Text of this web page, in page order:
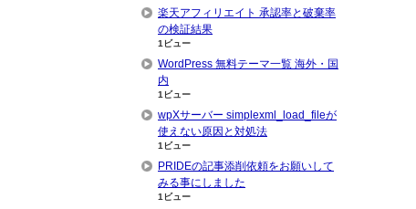
楽天アフィリエイト 承認率と破棄率
の検証結果
1ビュー
WordPress 無料テーマ一覧 海外・国
内
1ビュー
wpXサーバー simplexml_load_fileが
使えない原因と対処法
1ビュー
PRIDEの記事添削依頼をお願いして
みる事にしました
1ビュー